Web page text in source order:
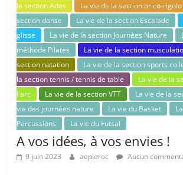
la section Ados
La vie de la section brico-rigolo
section danse
La vie de la section Escalade
glisse
La vie de la section Journées Nature
méthode Pilates
La vie de la section
section natation
La vie de la section sports
la section tennis / tennis de table
La vie de la
l'arc
La vie de la section VTT La vie de la
vie des journées nature
La vie du Basket
Percussions
La vie du Futsal
A vos idées, à vos envies !
9 juin 2023 aepleroc Aucun